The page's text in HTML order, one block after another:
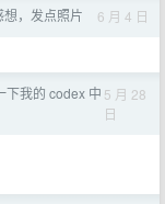
，发点照片 6 月 4 日
下我的 codex 中 5 月 28
日